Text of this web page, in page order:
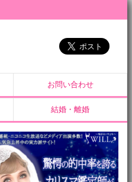
お問い合わせ
結婚・離婚